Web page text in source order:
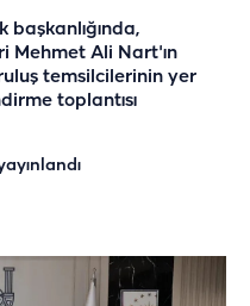
başkanlığında,
Mehmet Ali Nart'ın
temsilcilerinin yer
toplantısı